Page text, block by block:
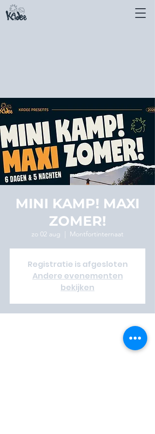
MINI KAMP! MAXI
ZOMER!
zo 02 aug
  |
Montfortinternaat
Registratie is afgesloten
Andere evenementen
bekijken
02 aug 2026, 14:00 – 07 aug 2026, 17:00
Montfortinternaat, Aarschotsesteenweg 39,